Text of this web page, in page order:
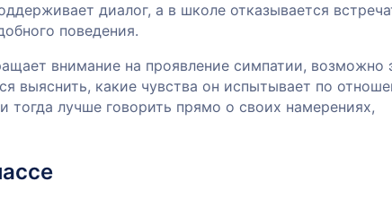
диалог, а в школе отказывается
поведения.
внимание на проявление симпатии, возможно
выяснить, какие чувства он испытывает по
лучше говорить прямо о своих намерениях,